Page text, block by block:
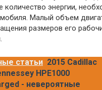
количество энергии,
Малый объем
размеров его
статьи 2015 Cadillac
HPE1000
- невероятные